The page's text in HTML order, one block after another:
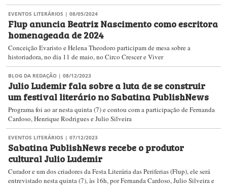
EVENTOS LITERÁRIOS | 08/05/2024
Flup anuncia Beatriz Nascimento como escritora
homenageada de 2024
Conceição Evaristo e Helena Theodoro participam de mesa sobre a
historiadora, no dia 11 de maio, no Circo Crescer e Viver
BLOG DA REDAÇÃO | 08/12/2023
Julio Ludemir fala sobre a luta de se construir
um festival literário no Sabatina PublishNews
Programa foi ao ar nesta quinta (7) e contou com a participação de Fernanda
Cardoso, Henrique Rodrigues e Julio Silveira
EVENTOS LITERÁRIOS | 07/12/2023
Sabatina PublishNews recebe o produtor
cultural Julio Ludemir
Curador e um dos criadores da Festa Literária das Periferias (Flup), ele será
entrevistado nesta quinta (7), às 16h, por Fernanda Cardoso, Julio Silveira e